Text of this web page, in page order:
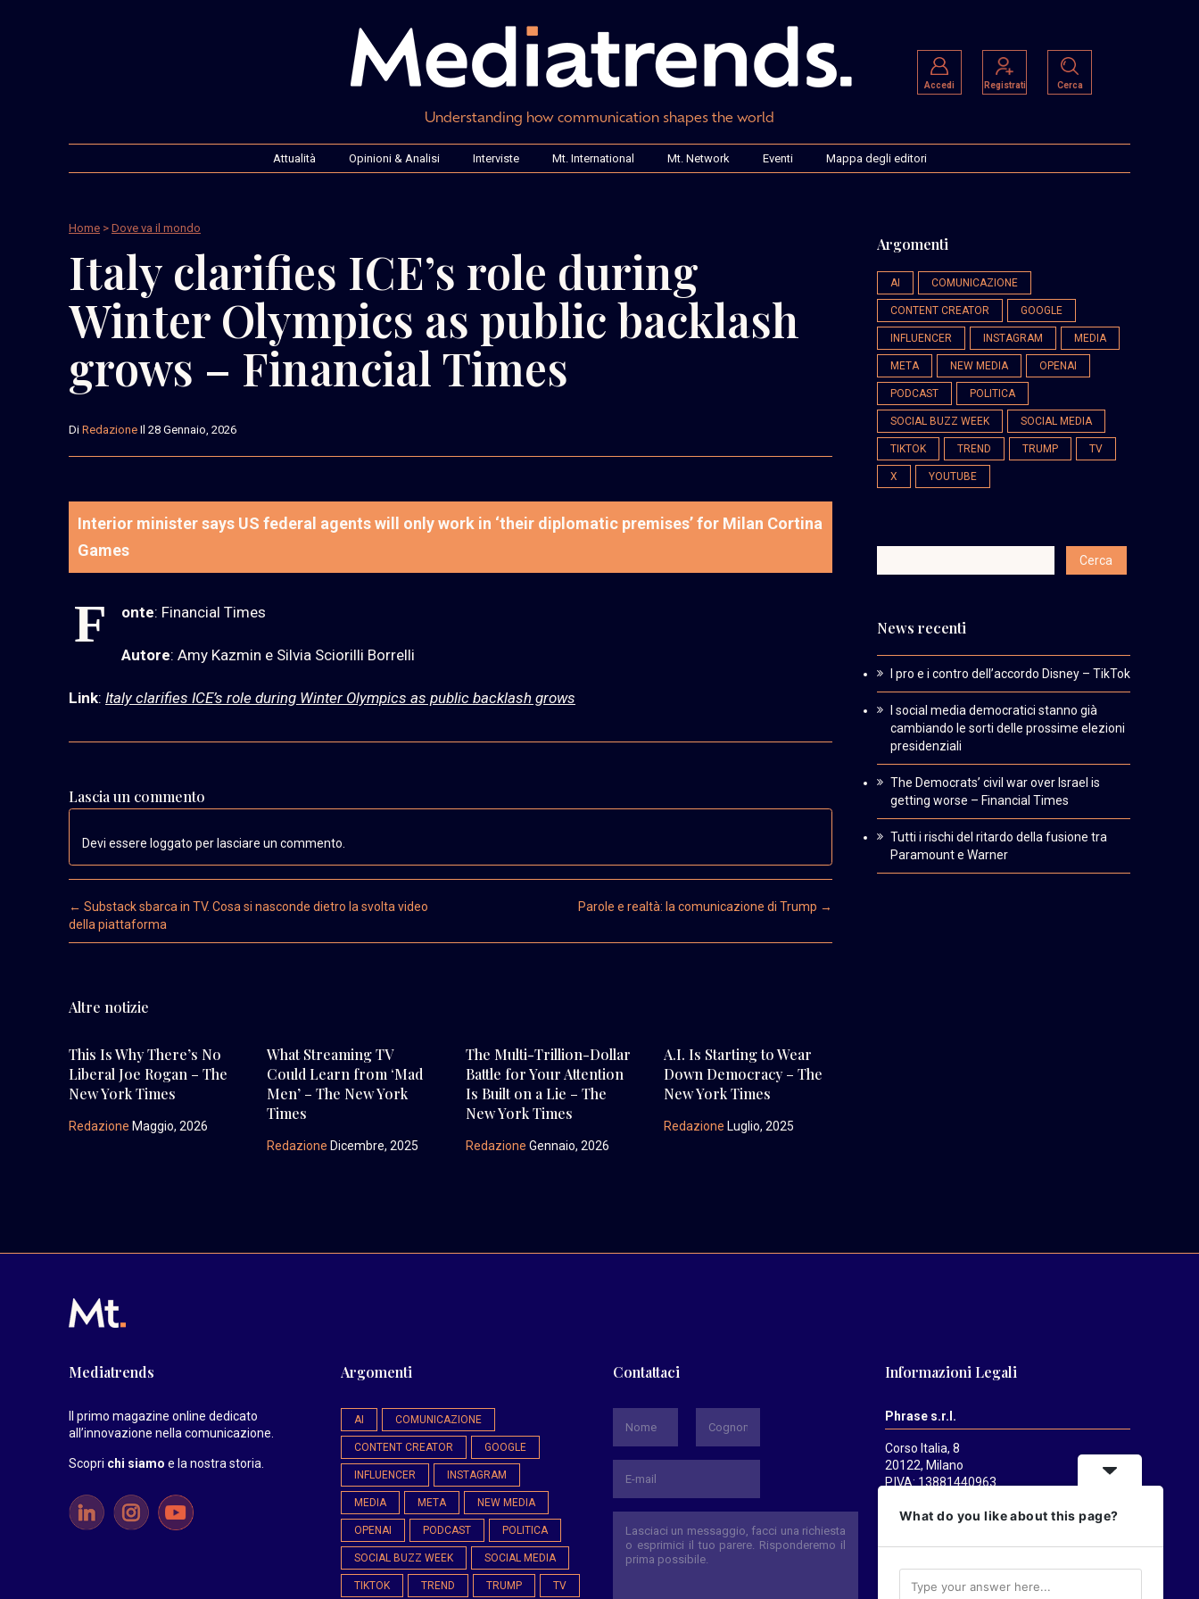
Understanding how communication shapes the world
Accedi Registrati Cerca
Attualità Opinioni & Analisi Interviste Mt. International Mt. Network Eventi Mappa degli editori
Home > Dove va il mondo
Italy clarifies ICE’s role during
Winter Olympics as public backlash
grows – Financial Times
Di Redazione Il 28 Gennaio, 2026
Interior minister says US federal agents will only work in ‘their diplomatic premises’ for Milan Cortina
Games
F onte: Financial Times
Autore: Amy Kazmin e Silvia Sciorilli Borrelli
Link: Italy clarifies ICE’s role during Winter Olympics as public backlash grows
Lascia un commento
Devi essere loggato per lasciare un commento.
Post navigation
← Substack sbarca in TV. Cosa si nasconde dietro la svolta video
della piattaforma
Parole e realtà: la comunicazione di Trump →
Altre notizie
This Is Why There’s No
Liberal Joe Rogan – The
New York Times
Redazione Maggio, 2026
What Streaming TV
Could Learn from ‘Mad
Men’ – The New York
Times
Redazione Dicembre, 2025
The Multi-Trillion-Dollar
Battle for Your Attention
Is Built on a Lie – The
New York Times
Redazione Gennaio, 2026
A.I. Is Starting to Wear
Down Democracy – The
New York Times
Redazione Luglio, 2025
Argomenti
AI COMUNICAZIONE
CONTENT CREATOR GOOGLE
INFLUENCER INSTAGRAM MEDIA
META NEW MEDIA OPENAI
PODCAST POLITICA
SOCIAL BUZZ WEEK SOCIAL MEDIA
TIKTOK TREND TRUMP TV
X YOUTUBE
News recenti
I pro e i contro dell’accordo Disney – TikTok
I social media democratici stanno già
cambiando le sorti delle prossime elezioni
presidenziali
The Democrats’ civil war over Israel is
getting worse – Financial Times
Tutti i rischi del ritardo della fusione tra
Paramount e Warner
Mediatrends
Il primo magazine online dedicato
all’innovazione nella comunicazione.
Scopri chi siamo e la nostra storia
Argomenti
AI COMUNICAZIONE
CONTENT CREATOR GOOGLE
INFLUENCER INSTAGRAM
MEDIA META NEW MEDIA
OPENAI PODCAST POLITICA
SOCIAL BUZZ WEEK SOCIAL MEDIA
TIKTOK TREND TRUMP TV
Contattaci Informazioni Legali
Phrase s.r.l.
Corso Italia, 8
20122, Milano
P.IVA: 13881440963
Mediatrendsè una testata registrata
Direttore responsabile:Alessandro
Direttore editoriale:Carlo Castorina
What do you like about this page?